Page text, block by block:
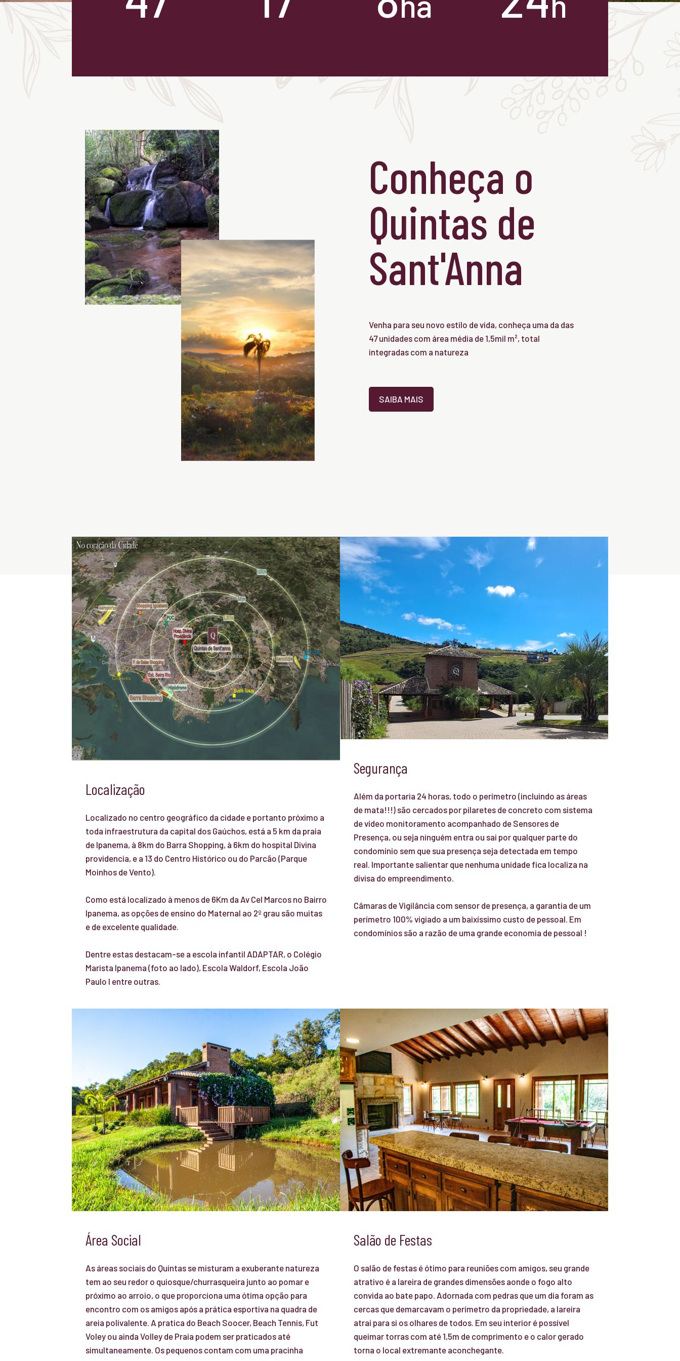
Conheça o
Quintas de
Sant'Anna
Venha para seu novo estilo de vida, conheça uma da das
47 unidades com área média de 1,5mil m², total
integradas com a natureza
SAIBA MAIS
Localização
Localizado no centro geográfico da cidade e portanto próximo a
toda infraestrutura da capital dos Gaúchos, está a 5 km da praia
de Ipanema, à 8km do Barra Shopping, à 6km do hospital Divina
providencia, e a 13 do Centro Histórico ou do Parcão (Parque
Moinhos de Vento).
Como está localizado à menos de 6Km da Av Cel Marcos no Bairro
Ipanema, as opções de ensino do Maternal ao 2º grau são muitas
e de excelente qualidade.
Dentre estas destacam-se a escola infantil ADAPTAR, o Colégio
Marista Ipanema (foto ao lado), Escola Waldorf, Escola João
Paulo I entre outras.
Segurança
Além da portaria 24 horas, todo o perímetro (incluindo as áreas
de mata!!!) são cercados por pilaretes de concreto com sistema
de vídeo monitoramento acompanhado de Sensores de
Presença, ou seja ninguém entra ou sai por qualquer parte do
condomínio sem que sua presença seja detectada em tempo
real. Importante salientar que nenhuma unidade fica localiza na
divisa do empreendimento.
Câmaras de Vigilância com sensor de presença, a garantia de um
perímetro 100% vigiado a um baixíssimo custo de pessoal. Em
condomínios são a razão de uma grande economia de pessoal !
Área Social
As áreas sociais do Quintas se misturam a exuberante natureza
tem ao seu redor o quiosque/churrasqueira junto ao pomar e
próximo ao arroio, o que proporciona uma ótima opção para
encontro com os amigos após a prática esportiva na quadra de
areia polivalente. A pratica do Beach Soocer, Beach Tennis, Fut
Voley ou ainda Volley de Praia podem ser praticados até
simultaneamente. Os pequenos contam com uma pracinha
Salão de Festas
O salão de festas é ótimo para reuniões com amigos, seu grande
atrativo é a lareira de grandes dimensões aonde o fogo alto
convida ao bate papo. Adornada com pedras que um dia foram as
cercas que demarcavam o perímetro da propriedade, a lareira
atrai para si os olhares de todos. Em seu interior é possível
queimar torras com até 1,5m de comprimento e o calor gerado
torna o local extremante aconchegante.